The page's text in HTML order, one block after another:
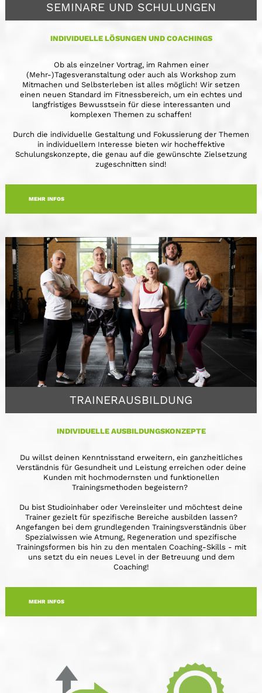
SEMINARE UND SCHULUNGEN
INDIVIDUELLE LÖSUNGEN UND COACHINGS
Ob als einzelner Vortrag, im Rahmen einer
(Mehr-)Tagesveranstaltung oder auch als Workshop zum
Mitmachen und Selbsterleben ist alles möglich! Wir setzen
einen neuen Standard im Fitnessbereich, um ein echtes und
langfristiges Bewusstsein für diese interessanten und
komplexen Themen zu schaffen!
Durch die individuelle Gestaltung und Fokussierung der Themen
in individuellem Interesse bieten wir hocheffektive
Schulungskonzepte, die genau auf die gewünschte Zielsetzung
zugeschnitten sind!
MEHR INFOS
TRAINERAUSBILDUNG
INDIVIDUELLE AUSBILDUNGSKONZEPTE
Du willst deinen Kenntnisstand erweitern, ein ganzheitliches
Verständnis für Gesundheit und Leistung erreichen oder deine
Kunden mit hochmodernsten und funktionellen
Trainingsmethoden begeistern?
Du bist Studioinhaber oder Vereinsleiter und möchtest deine
Trainer gezielt für spezifische Bereiche ausbilden lassen?
Angefangen bei dem grundlegenden Trainingsverständnis über
Spezialwissen wie Atmung, Regeneration und spezifische
Trainingsformen bis hin zu den mentalen Coaching-Skills - mit
uns setzt du ein neues Level in der Betreuung und dem
Coaching!
MEHR INFOS